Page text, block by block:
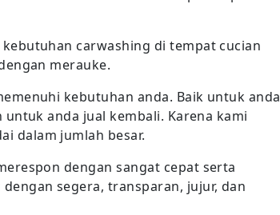
carwashing di tempat cucian
merauke.
kebutuhan anda. Baik untuk anda
anda jual kembali. Karena kami
dalam jumlah besar.
dengan sangat cepat serta
segera, transparan, jujur, dan